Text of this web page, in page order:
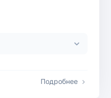
Подробнее